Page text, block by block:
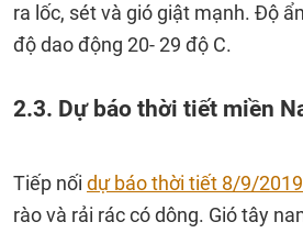
ra lốc, sét và gió giật mạnh. Độ
độ dao động 20- 29 độ C.
2.3. Dự báo thời tiết miền
Tiếp nối dự báo thời tiết 8/9/2019
rào và rải rác có dông. Gió tây